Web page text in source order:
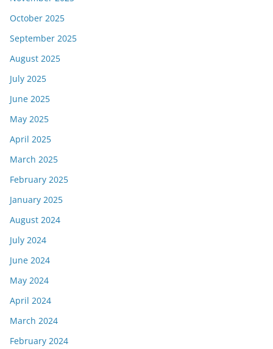
October 2025
September 2025
August 2025
July 2025
June 2025
May 2025
April 2025
March 2025
February 2025
January 2025
August 2024
July 2024
June 2024
May 2024
April 2024
March 2024
February 2024